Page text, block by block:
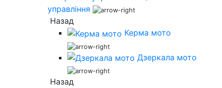
управління
Назад
Керма мото
Дзеркала мото
Назад